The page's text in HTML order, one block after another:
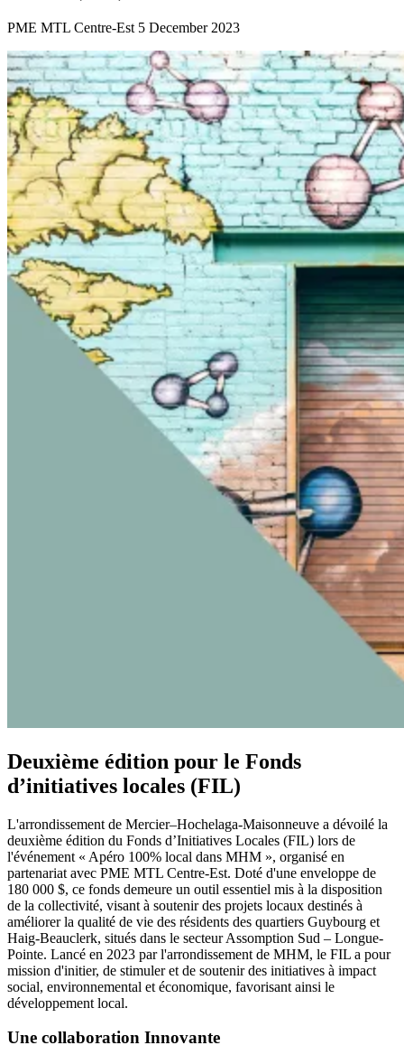
PME MTL Centre-Est 5 December 2023
Deuxième édition pour le Fonds
d’initiatives locales (FIL)
L'arrondissement de Mercier–Hochelaga-Maisonneuve a dévoilé la
deuxième édition du Fonds d’Initiatives Locales (FIL) lors de
l'événement « Apéro 100% local dans MHM », organisé en
partenariat avec PME MTL Centre-Est. Doté d'une enveloppe de
180 000 $, ce fonds demeure un outil essentiel mis à la disposition
de la collectivité, visant à soutenir des projets locaux destinés à
améliorer la qualité de vie des résidents des quartiers Guybourg et
Haig-Beauclerk, situés dans le secteur Assomption Sud – Longue-
Pointe. Lancé en 2023 par l'arrondissement de MHM, le FIL a pour
mission d'initier, de stimuler et de soutenir des initiatives à impact
social, environnemental et économique, favorisant ainsi le
développement local.
Une collaboration Innovante